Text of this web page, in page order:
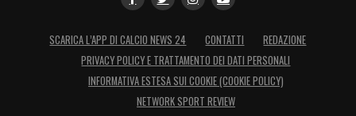
SCARICA L’APP DI CALCIO NEWS 24 CONTATTI
REDAZIONE
PRIVACY POLICY E TRATTAMENTO DEI DATI PERSONALI
INFORMATIVA ESTESA SUI COOKIE (COOKIE POLICY)
NETWORK SPORT REVIEW